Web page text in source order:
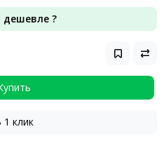
?
1 клик